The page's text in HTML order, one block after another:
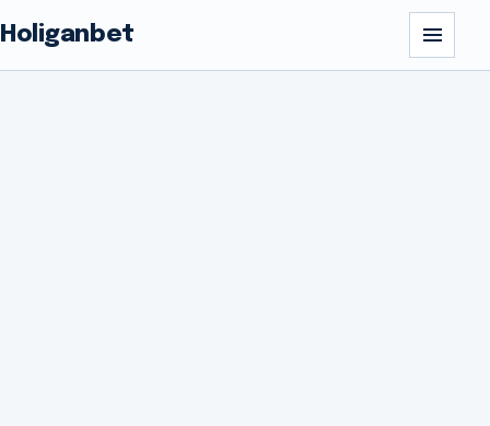
Holiganbet